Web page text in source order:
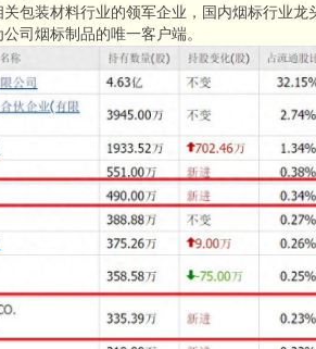
包装材料行业的领军企业，国内烟标行业龙
司烟标制品的唯一客户端。